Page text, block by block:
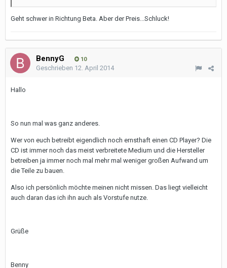
Geht schwer in Richtung Beta. Aber der Preis...Schluck!
BennyG 10
Geschrieben 12. April 2014
Hallo
So nun mal was ganz anderes.
Wer von euch betreibt eigendlich noch ernsthaft einen CD Player? Die
CD ist immer noch das meist verbreitete Medium und die Hersteller
betreiben ja immer noch mal mehr mal weniger großen Aufwand um
die Teile zu bauen.
Also ich persönlich möchte meinen nicht missen. Das liegt vielleicht
auch daran das ich ihn auch als Vorstufe nutze.
Grüße
Benny